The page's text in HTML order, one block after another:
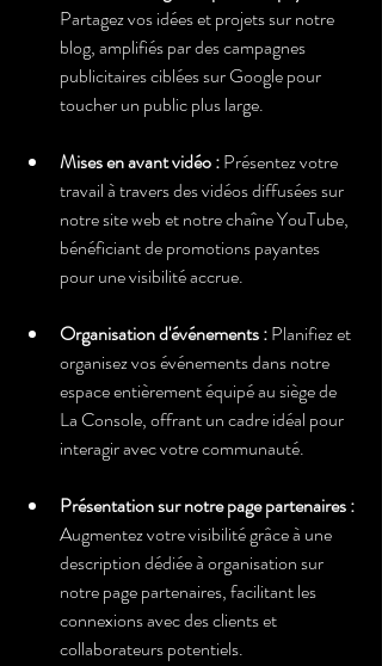
Partagez vos idées et projets sur notre
blog, amplifiés par des campagnes
publicitaires ciblées sur Google pour
toucher un public plus large.
Mises en avant vidéo : Présentez votre
travail à travers des vidéos diffusées sur
notre site web et notre chaîne YouTube,
bénéficiant de promotions payantes
pour une visibilité accrue.
Organisation d'événements : Planifiez et
organisez vos événements dans notre
espace entièrement équipé au siège de
La Console, offrant un cadre idéal pour
interagir avec votre communauté.
Présentation sur notre page partenaires :
Augmentez votre visibilité grâce à une
description dédiée à organisation sur
notre page partenaires, facilitant les
connexions avec des clients et
collaborateurs potentiels.